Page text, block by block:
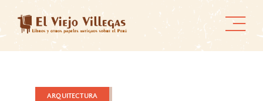
content
ARQUITECTURA